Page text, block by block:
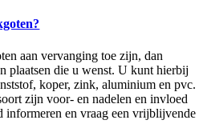
aan vervanging toe zijn, dan
plaatsen die u wenst. U kunt hierbij
koper, zink, aluminium en pvc.
zijn voor- en nadelen en invloed
informeren en vraag een vrijblijvende